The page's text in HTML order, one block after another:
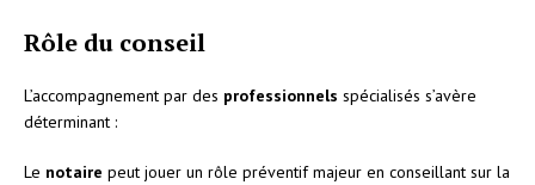
Rôle du conseil
L’accompagnement par des professionnels spécialisés s’avère
déterminant :
Le notaire peut jouer un rôle préventif majeur en conseillant sur la